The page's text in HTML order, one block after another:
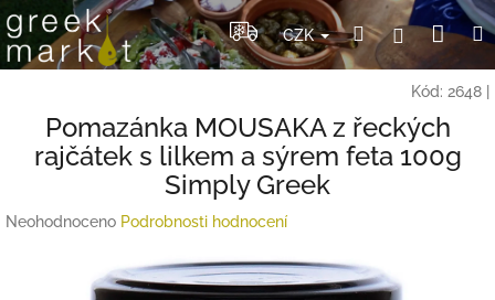
na
obsah
CZK HledatPřihlášení
Kód: 2648
Pomazánka MOUSAKA z řeckých
rajčátek s lilkem a sýrem feta 100g
Simply Greek
Průměrné
Neohodnoceno Podrobnosti hodnocení